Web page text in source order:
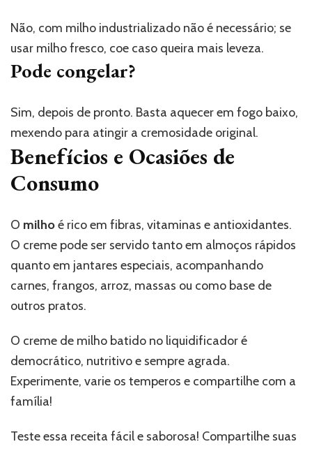
Não, com milho industrializado não é necessário; se
usar milho fresco, coe caso queira mais leveza.
Pode congelar?
Sim, depois de pronto. Basta aquecer em fogo baixo,
mexendo para atingir a cremosidade original.
Benefícios e Ocasiões de
Consumo
O milhoé rico em fibras, vitaminas e antioxidantes.
O creme pode ser servido tanto em almoços rápidos
quanto em jantares especiais, acompanhando
carnes, frangos, arroz, massas ou como base de
outros pratos.
O creme de milho batido no liquidificador é
democrático, nutritivo e sempre agrada.
Experimente, varie os temperos e compartilhe com a
família!
Teste essa receita fácil e saborosa! Compartilhe suas